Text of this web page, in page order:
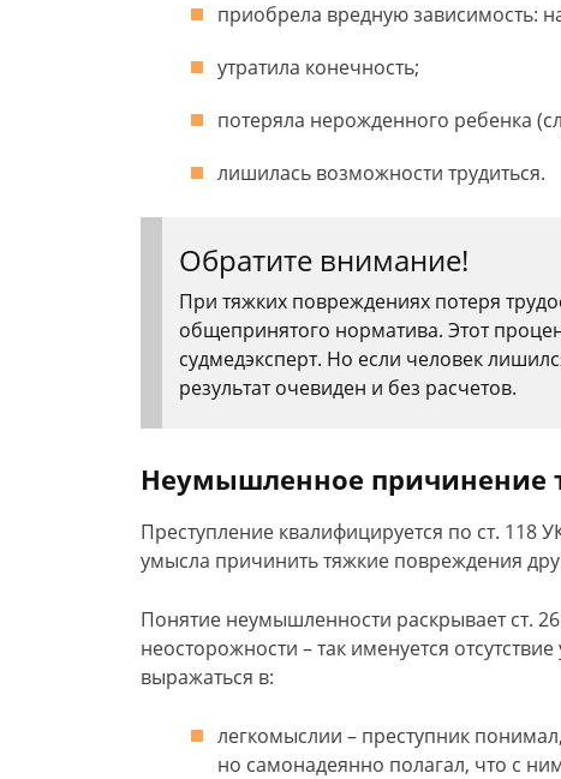
приобрела вредную зависимость:
утратила конечность;
потеряла нерожденного ребенка
лишилась возможности трудиться.
Обратите внимание!
При тяжких повреждениях потеря
общепринятого норматива. Этот
судмедэксперт. Но если человек
результат очевиден и без расчетов.
Неумышленное причинение
Преступление квалифицируется по ст. 118
умысла причинить тяжкие повреждения
Понятие неумышленности раскрывает ст.
неосторожности – так именуется
выражаться в:
легкомыслии – преступник
но самонадеянно полагал, что с